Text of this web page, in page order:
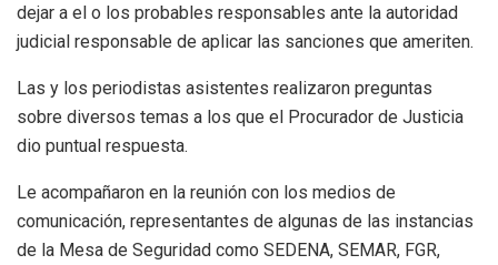
dejar a el o los probables responsables ante la autoridad
judicial responsable de aplicar las sanciones que ameriten.
Las y los periodistas asistentes realizaron preguntas
sobre diversos temas a los que el Procurador de Justicia
dio puntual respuesta.
Le acompañaron en la reunión con los medios de
comunicación, representantes de algunas de las instancias
de la Mesa de Seguridad como SEDENA, SEMAR, FGR,